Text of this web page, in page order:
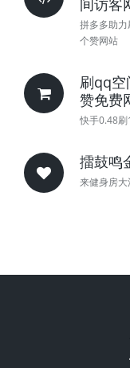
间访客
拼多多助
个赞网站
刷qq空
赞免费
快手0.48
擂鼓鸣
来健身房大